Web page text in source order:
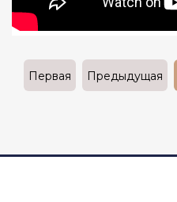
Первая Предыдущая